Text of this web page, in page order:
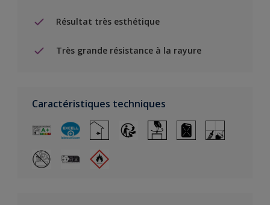
Résultat très esthétique
Très grande résistance à la rayure
Caractéristiques techniques